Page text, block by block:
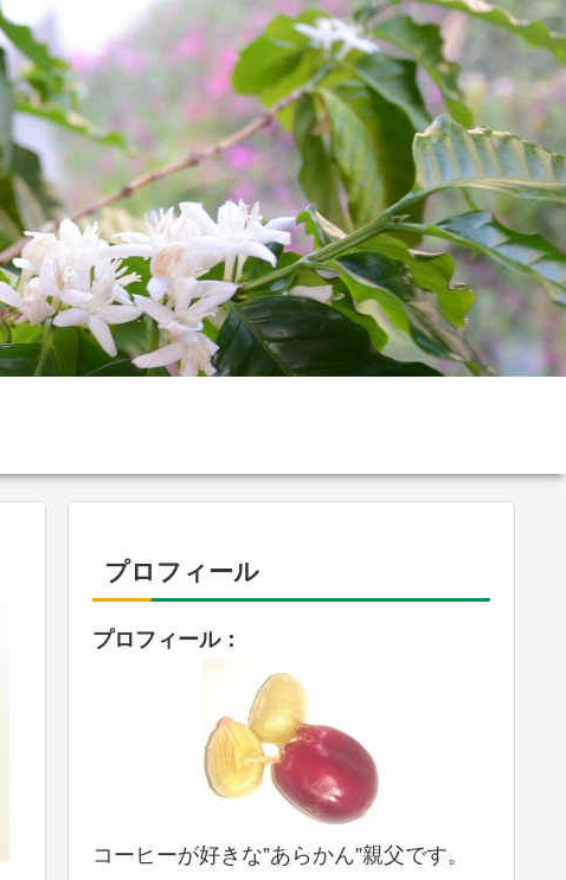
プロフィール
プロフィール：
コーヒーが好きな”あらかん”親父です。